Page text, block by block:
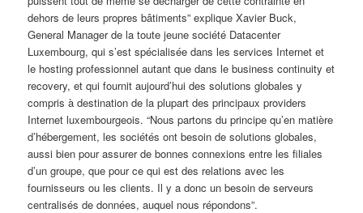
dehors de leurs propres bâtiments” explique Xavier Buck,
General Manager de la toute jeune société Datacenter
Luxembourg, qui s’est spécialisée dans les services Internet et
le hosting professionnel autant que dans le business continuity et
recovery, et qui fournit aujourd’hui des solutions globales y
compris à destination de la plupart des principaux providers
Internet luxembourgeois. “Nous partons du principe qu’en matière
d’hébergement, les sociétés ont besoin de solutions globales,
aussi bien pour assurer de bonnes connexions entre les filiales
d’un groupe, que pour ce qui est des relations avec les
fournisseurs ou les clients. Il y a donc un besoin de serveurs
centralisés de données, auquel nous répondons”.